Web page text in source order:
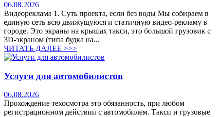
06.08.2026
Видеореклама 1. Суть проекта, если без воды Мы собираем в
единую сеть всю движущуюся и статичную видео-рекламу в
городе. Это экраны на крышах такси, это большой грузовик с
3D-экраном (типа будка на...
ЧИТАТЬ ДАЛЕЕ >>>
Услуги для автомобилистов
06.08.2026
Прохождение техосмотра это обязанность, при любом
регистрационном действии с автомобилем. Такси и грузовые